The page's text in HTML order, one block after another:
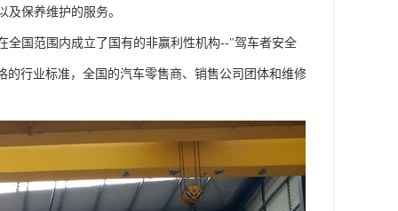
保养维护的服务。
全国范围内成立了国有的非赢利性机构--"驾车者安全
行业标准，全国的汽车零售商、销售公司团体和维修